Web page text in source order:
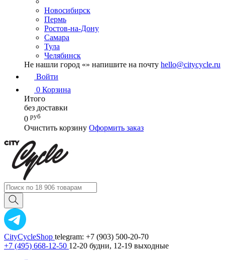
Новосибирск
Пермь
Ростов-на-Дону
Самара
Тула
Челябинск
Не нашли город «» напишите на почту hello@citycycle.ru
Войти
0 Корзина
Итого
без доставки
0 руб
Очистить корзину Оформить заказ
CityCycleShop telegram: +7 (903) 500-20-70
+7 (495) 668-12-50 12-20 будни, 12-19 выходные